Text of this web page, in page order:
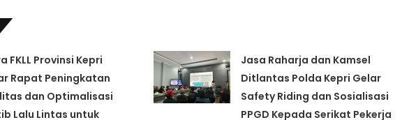
FKLL Provinsi Kepri
Rapat Peningkatan
dan Optimalisasi
Lalu Lintas untuk
Jasa Raharja dan Kamsel
Ditlantas Polda Kepri Gelar
Safety Riding dan Sosialisasi
PPGD Kepada Serikat Pekerja